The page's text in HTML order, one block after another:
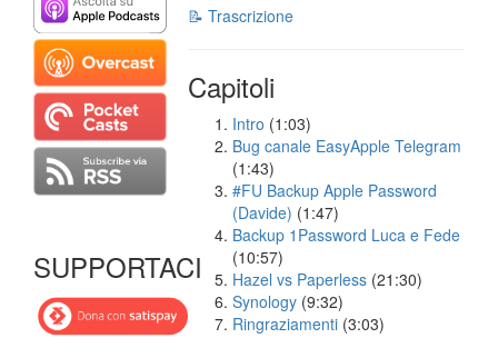
SUPPORTACI
📝 Trascrizione
Capitoli
Intro (1:03)
Bug canale EasyApple Telegram
(1:43)
#FU Backup Apple Password
(Davide) (1:47)
Backup 1Password Luca e Fede
(10:57)
Hazel vs Paperless (21:30)
Synology (9:32)
Ringraziamenti (3:03)